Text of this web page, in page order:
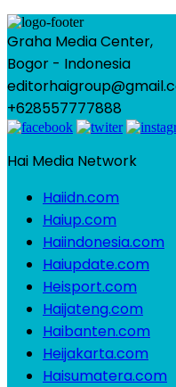
Graha Media Center,
Bogor - Indonesia
+628557777888
Hai Media Network
Haiidn.com
Haiup.com
Haiindonesia.com
Haiupdate.com
Heisport.com
Haijateng.com
Haibanten.com
Heijakarta.com
Haisumatera.com